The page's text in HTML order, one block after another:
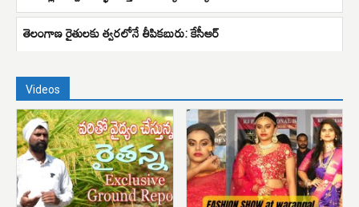
తెలంగాణ రైతులకు త్వరలోనే తీపికబురు: కేసీఆర్‌
Videos